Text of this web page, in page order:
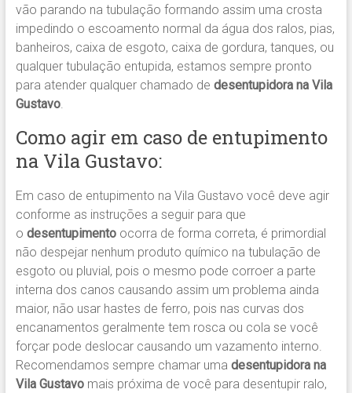
vão parando na tubulação formando assim uma crosta
impedindo o escoamento normal da água dos ralos, pias,
banheiros, caixa de esgoto, caixa de gordura, tanques, ou
qualquer tubulação entupida, estamos sempre pronto
para atender qualquer chamado de desentupidora na Vila
Gustavo.
Como agir em caso de entupimento
na Vila Gustavo:
Em caso de entupimento na Vila Gustavo você deve agir
conforme as instruções a seguir para que
o desentupimentoocorra de forma correta, é primordial
não despejar nenhum produto químico na tubulação de
esgoto ou pluvial, pois o mesmo pode corroer a parte
interna dos canos causando assim um problema ainda
maior, não usar hastes de ferro, pois nas curvas dos
encanamentos geralmente tem rosca ou cola se você
forçar pode deslocar causando um vazamento interno.
Recomendamos sempre chamar uma desentupidora na
Vila Gustavomais próxima de você para desentupir ralo,